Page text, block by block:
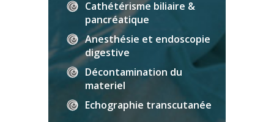
Cathétérisme biliaire &
pancréatique
Anesthésie et endoscopie
digestive
Décontamination du
materiel
Echographie transcutanée